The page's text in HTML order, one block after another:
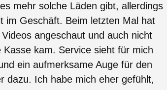
mehr solche Läden gibt, allerdings
im Geschäft. Beim letzten Mal hat
angeschaut und auch nicht
kam. Service sieht für mich
ein aufmerksame Auge für den
dazu. Ich habe mich eher gefühlt,